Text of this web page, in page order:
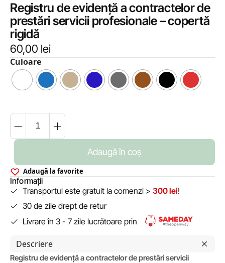
Registru de evidență a contractelor de
prestări servicii profesionale – copertă
rigidă
60,00 lei
Culoare
Adaugă în coș
Adaugă la favorite
Informații
Transportul este gratuit la comenzi > 300 lei!
30 de zile drept de retur
Livrare în 3 - 7 zile lucrătoare prin
Descriere
Registru de evidență a contractelor de prestări servicii